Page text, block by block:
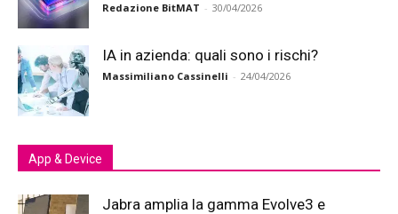
Redazione BitMAT - 30/04/2026
IA in azienda: quali sono i rischi?
Massimiliano Cassinelli - 24/04/2026
App & Device
Jabra amplia la gamma Evolve3 e